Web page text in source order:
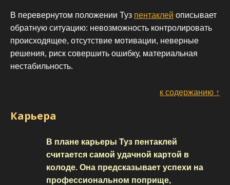
В перевернутом положении Туз пентаклей описывает
обратную ситуацию: невозможность контролировать
происходящее, отсутствие мотивации, неверные
решения, риск совершить ошибку, материальная
нестабильность.
к содержанию ↑
Карьера
В плане карьеры Туз пентаклей
считается самой удачной картой в
колоде. Она предсказывает успехи на
профессиональном поприще,